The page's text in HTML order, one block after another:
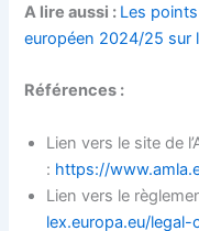
A lire aussi : Les
européen 2024/25 sur
Références :
Lien vers le site de
: https://
Lien vers le
lex.europa.eu/